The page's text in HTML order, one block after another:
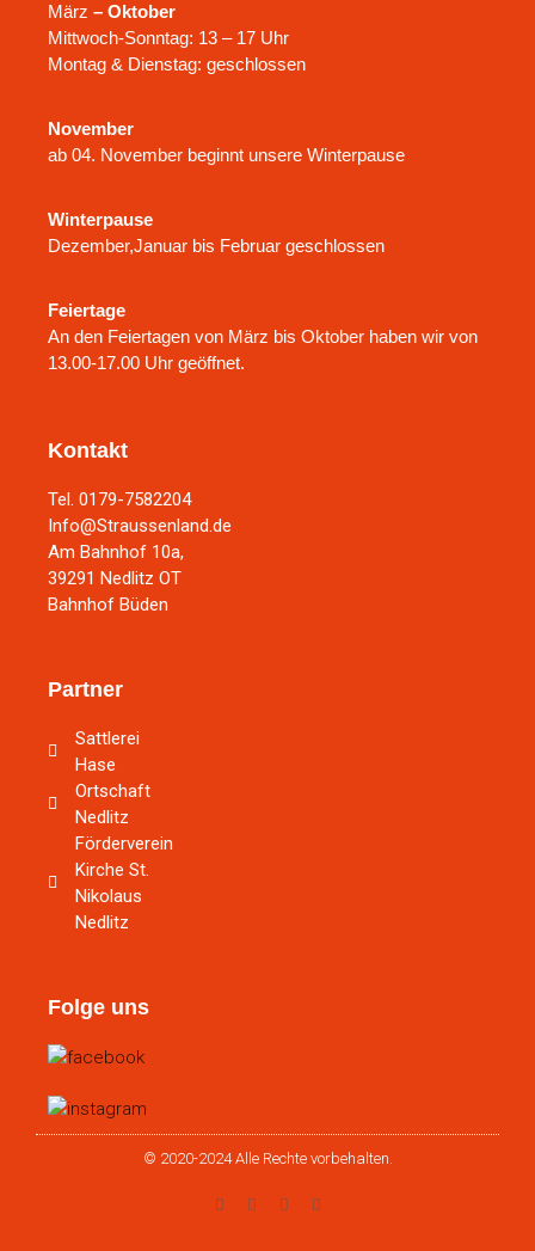
Kontakt
Tel. 0179-7582204
Info@Straussenland.de
Am Bahnhof 10a,
39291 Nedlitz OT
Bahnhof Büden
Partner
Sattlerei
Hase
Ortschaft
Nedlitz
Förderverein
Kirche St.
Nikolaus
Nedlitz
Folge uns
März – Oktober
Mittwoch-Sonntag: 13 – 17 Uhr
Montag & Dienstag: geschlossen
November
ab 04. November beginnt unsere Winterpause
Winterpause
Dezember,Januar bis Februar geschlossen
Feiertage
An den Feiertagen von März bis Oktober haben wir von
13.00-17.00 Uhr geöffnet.
© 2020-2024 Alle Rechte vorbehalten.